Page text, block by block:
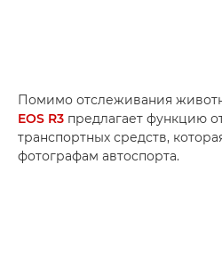
Помимо отслеживания
EOS R3 предлагает функцию
транспортных средств,
фотографам автоспорта.